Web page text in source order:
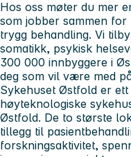
Hos oss møter du mer
som jobber sammen
trygg behandling. Vi
somatikk, psykisk
300 000 innbyggere i
deg som vil være med
Sykehuset Østfold er
høyteknologiske
Østfold. De to største
tillegg til
forskningsaktivitet,